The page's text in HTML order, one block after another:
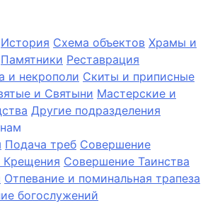
История Cхема объектов Храмы и
Памятники Реставрация
и некрополи Скиты и приписные
и Святыни Мастерские и
Другие подразделения
Подача треб Совершение
Крещения Совершение Таинства
Отпевание и поминальная трапеза
богослужений